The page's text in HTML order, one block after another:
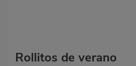
Rollitos de verano